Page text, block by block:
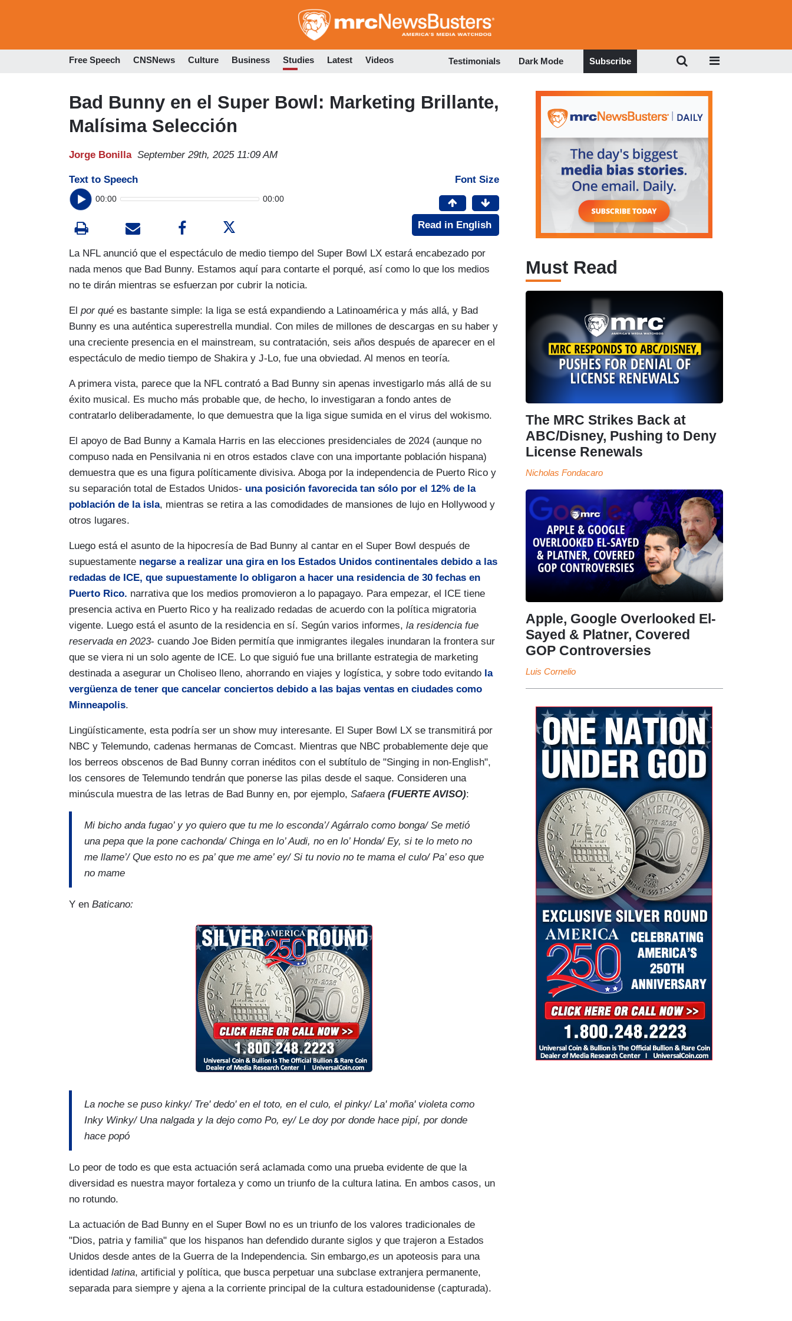
to
Free Speech CNSNews Culture Business Studies Latest Videos Testimonials Dark Mode Subscribe
Bad Bunny en el Super Bowl: Marketing Brillante,
Malísima Selección
Jorge Bonilla September 29th, 2025 11:09 AM
Text to Speech
00:00 00:00
Font Size
Read in English
La NFL anunció que el espectáculo de medio tiempo del Super Bowl LX estará encabezado por
nada menos que Bad Bunny. Estamos aquí para contarte el porqué, así como lo que los medios
no te dirán mientras se esfuerzan por cubrir la noticia.
El por qué es bastante simple: la liga se está expandiendo a Latinoamérica y más allá, y Bad
Bunny es una auténtica superestrella mundial. Con miles de millones de descargas en su haber y
una creciente presencia en el mainstream, su contratación, seis años después de aparecer en el
espectáculo de medio tiempo de Shakira y J-Lo, fue una obviedad. Al menos en teoría.
A primera vista, parece que la NFL contrató a Bad Bunny sin apenas investigarlo más allá de su
éxito musical. Es mucho más probable que, de hecho, lo investigaran a fondo antes de
contratarlo deliberadamente, lo que demuestra que la liga sigue sumida en el virus del wokismo.
El apoyo de Bad Bunny a Kamala Harris en las elecciones presidenciales de 2024 (aunque no
compuso nada en Pensilvania ni en otros estados clave con una importante población hispana)
demuestra que es una figura políticamente divisiva. Aboga por la independencia de Puerto Rico y
su separación total de Estados Unidos- una posición favorecida tan sólo por el 12% de la
población de la isla, mientras se retira a las comodidades de mansiones de lujo en Hollywood y
otros lugares.
Luego está el asunto de la hipocresía de Bad Bunny al cantar en el Super Bowl después de
supuestamente negarse a realizar una gira en los Estados Unidos continentales debido a las
redadas de ICE, que supuestamente lo obligaron a hacer una residencia de 30 fechas en
Puerto Rico. narrativa que los medios promovieron a lo papagayo. Para empezar, el ICE tiene
presencia activa en Puerto Rico y ha realizado redadas de acuerdo con la política migratoria
vigente. Luego está el asunto de la residencia en sí. Según varios informes, la residencia fue
reservada en 2023- cuando Joe Biden permitía que inmigrantes ilegales inundaran la frontera sur
que se viera ni un solo agente de ICE. Lo que siguió fue una brillante estrategia de marketing
destinada a asegurar un Choliseo lleno, ahorrando en viajes y logística, y sobre todo evitando la
vergüenza de tener que cancelar conciertos debido a las bajas ventas en ciudades como
Minneapolis.
Lingüísticamente, esta podría ser un show muy interesante. El Super Bowl LX se transmitirá por
NBC y Telemundo, cadenas hermanas de Comcast. Mientras que NBC probablemente deje que
los berreos obscenos de Bad Bunny corran inéditos con el subtítulo de "Singing in non-English",
los censores de Telemundo tendrán que ponerse las pilas desde el saque. Consideren una
minúscula muestra de las letras de Bad Bunny en, por ejemplo, Safaera (FUERTE AVISO):
Mi bicho anda fugao’ y yo quiero que tu me lo esconda’/ Agárralo como bonga/ Se metió
una pepa que la pone cachonda/ Chinga en lo’ Audi, no en lo’ Honda/ Ey, si te lo meto no
me llame’/ Que esto no es pa’ que me ame’ ey/ Si tu novio no te mama el culo/ Pa’ eso que
no mame
Y en Baticano:
La noche se puso kinky/ Tre' dedo' en el toto, en el culo, el pinky/ La' moña' violeta como
Inky Winky/ Una nalgada y la dejo como Po, ey/ Le doy por donde hace pipí, por donde
hace popó
Lo peor de todo es que esta actuación será aclamada como una prueba evidente de que la
diversidad es nuestra mayor fortaleza y como un triunfo de la cultura latina. En ambos casos, un
no rotundo.
La actuación de Bad Bunny en el Super Bowl no es un triunfo de los valores tradicionales de
"Dios, patria y familia" que los hispanos han defendido durante siglos y que trajeron a Estados
Unidos desde antes de la Guerra de la Independencia. Sin embargo,es un apoteosis para una
identidad latina, artificial y política, que busca perpetuar una subclase extranjera permanente,
separada para siempre y ajena a la corriente principal de la cultura estadounidense (capturada).
Must Read
The MRC Strikes Back at
ABC/Disney, Pushing to Deny
License Renewals
Nicholas Fondacaro
Apple, Google Overlooked El-
Sayed & Platner, Covered
GOP Controversies
Luis Cornelio